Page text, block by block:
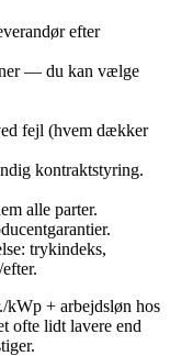
efter
— du kan vælge
fejl (hvem dækker
kontraktstyring.
alle parter.
trykindeks,
kWp + arbejdsløn hos
ofte lidt lavere end